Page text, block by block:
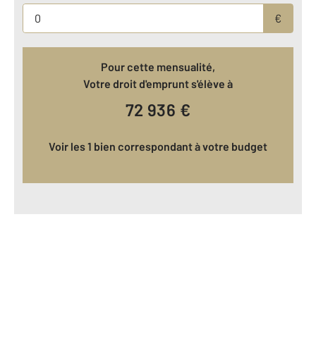
€
Pour cette mensualité,
Votre droit d'emprunt s'élève à
72 936 €
Voir les 1 bien correspondant à votre budget